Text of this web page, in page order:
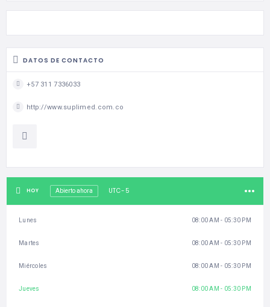
DATOS DE CONTACTO
+57 311 7336033
http://www.suplimed.com.co
HOY Abierto ahora UTC-5
Lunes 08:00 AM - 05:30 PM
Martes 08:00 AM - 05:30 PM
Miércoles 08:00 AM - 05:30 PM
Jueves 08:00 AM - 05:30 PM